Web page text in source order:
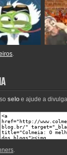
.
seloe ajude a
.